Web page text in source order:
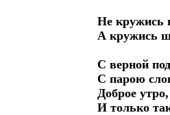
Не кружись
А кружись
С верной
С парою
Доброе
И только